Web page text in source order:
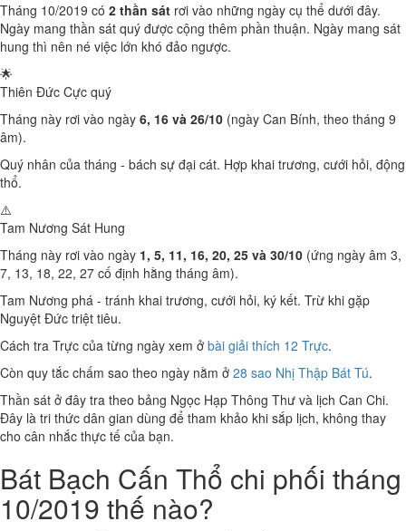
Tháng 10/2019 có 2 thần sát rơi vào những ngày cụ thể dưới đây.
Ngày mang thần sát quý được cộng thêm phần thuận. Ngày mang sát
hung thì nên né việc lớn khó đảo ngược.
🌟
Thiên Đức Cực quý
Tháng này rơi vào ngày 6, 16 và 26/10 (ngày Can Bính, theo tháng 9
âm).
Quý nhân của tháng - bách sự đại cát. Hợp khai trương, cưới hỏi, động
thổ.
⚠️
Tam Nương Sát Hung
Tháng này rơi vào ngày 1, 5, 11, 16, 20, 25 và 30/10 (ứng ngày âm 3,
7, 13, 18, 22, 27 cố định hằng tháng âm).
Tam Nương phá - tránh khai trương, cưới hỏi, ký kết. Trừ khi gặp
Nguyệt Đức triệt tiêu.
Cách tra Trực của từng ngày xem ở bài giải thích 12 Trực.
Còn quy tắc chấm sao theo ngày nằm ở 28 sao Nhị Thập Bát Tú.
Thần sát ở đây tra theo bảng Ngọc Hạp Thông Thư và lịch Can Chi.
Đây là tri thức dân gian dùng để tham khảo khi sắp lịch, không thay
cho cân nhắc thực tế của bạn.
Bát Bạch Cấn Thổ chi phối tháng
10/2019 thế nào?